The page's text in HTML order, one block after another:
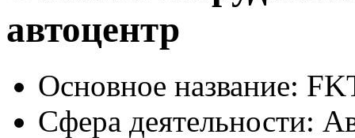
автоцентр
Основное название:
Сфера деятельности: